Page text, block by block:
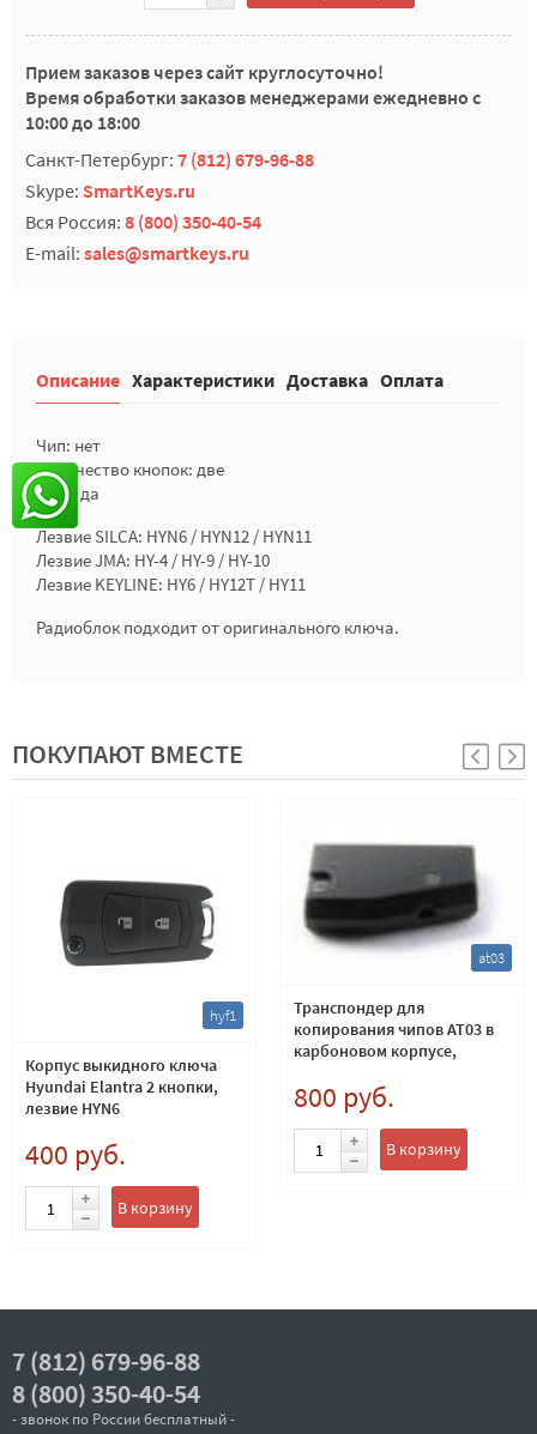
Прием заказов через сайт круглосуточно!
Время обработки заказов менеджерами ежедневно с
10:00 до 18:00
Санкт-Петербург: 7 (812) 679-96-88
Skype: SmartKeys.ru
Вся Россия: 8 (800) 350-40-54
E-mail: sales@smartkeys.ru
Описание Характеристики Доставка Оплата
Чип: нет
Количество кнопок: две
Лого: да
Лезвие SILCA: HYN6 / HYN12 / HYN11
Лезвие JMA: HY-4 / HY-9 / HY-10
Лезвие KEYLINE: HY6 / HY12T / HY11
Радиоблок подходит от оригинального ключа.
ПОКУПАЮТ ВМЕСТЕ
hyf1
Корпус выкидного ключа
Hyundai Elantra 2 кнопки,
лезвие HYN6
400 руб.
В корзину
at03
Транспондер для
копирования чипов AT03 в
карбоновом корпусе,
800 руб.
В корзину
7 (812) 679-96-88
8 (800) 350-40-54
- звонок по России бесплатный -